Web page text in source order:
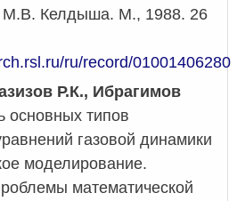
М.В. Келдыша. М., 1988. 26
ru/record/01001406280
Р.К., Ибрагимов
основных типов
газовой динамики
моделирование.
математической